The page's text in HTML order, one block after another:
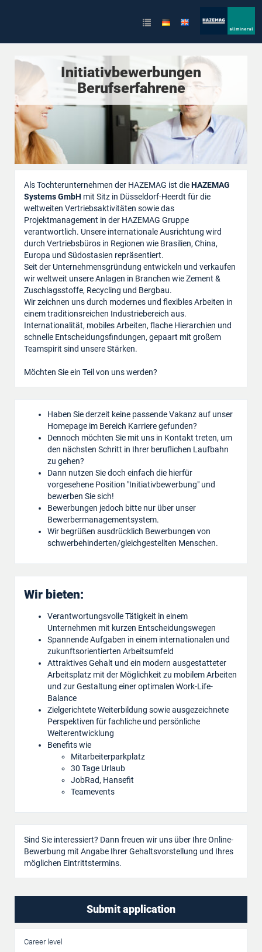
Initiativbewerbungen
Berufserfahrene
Als Tochterunternehmen der HAZEMAG ist dieHAZEMAG
Systems GmbH mit Sitz in Düsseldorf-Heerdt für die
weltweiten Vertriebsaktivitäten sowie das
Projektmanagement in der HAZEMAG Gruppe
verantwortlich. Unsere internationale Ausrichtung wird
durch Vertriebsbüros in Regionen wie Brasilien, China,
Europa und Südostasien repräsentiert.
Seit der Unternehmensgründung entwickeln und verkaufen
wir weltweit unsere Anlagen in Branchen wie Zement &
Zuschlagsstoffe, Recycling und Bergbau.
Wir zeichnen uns durch modernes und flexibles Arbeiten in
einem traditionsreichen Industriebereich aus.
Internationalität, mobiles Arbeiten, flache Hierarchien und
schnelle Entscheidungsfindungen, gepaart mit großem
Teamspirit sind unsere Stärken.
Möchten Sie ein Teil von uns werden?
Haben Sie derzeit keine passende Vakanz auf unser
Homepage im Bereich Karriere gefunden?
Dennoch möchten Sie mit uns in Kontakt treten, um
den nächsten Schritt in Ihrer beruflichen Laufbahn
zu gehen?
Dann nutzen Sie doch einfach die hierfür
vorgesehene Position "Initiativbewerbung" und
bewerben Sie sich!
Bewerbungen jedoch bitte nur über unser
Bewerbermanagementsystem.
Wir begrüßen ausdrücklich Bewerbungen von
schwerbehinderten/gleichgestellten Menschen.
Wir bieten:
Verantwortungsvolle Tätigkeit in einem
Unternehmen mit kurzen Entscheidungswegen
Spannende Aufgaben in einem internationalen und
zukunftsorientierten Arbeitsumfeld
Attraktives Gehalt und ein modern ausgestatteter
Arbeitsplatz mit der Möglichkeit zu mobilem Arbeiten
und zur Gestaltung einer optimalen Work-Life-
Balance
Zielgerichtete Weiterbildung sowie ausgezeichnete
Perspektiven für fachliche und persönliche
Weiterentwicklung
Benefits wie
Mitarbeiterparkplatz
30 Tage Urlaub
JobRad, Hansefit
Teamevents
Sind Sie interessiert? Dann freuen wir uns über Ihre Online-
Bewerbung mit Angabe Ihrer Gehaltsvorstellung und Ihres
möglichen Eintrittstermins.
Submit application
Career level